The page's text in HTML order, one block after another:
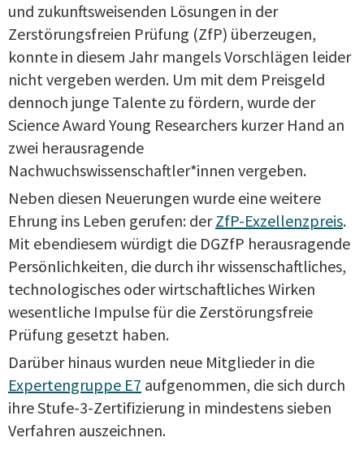
und zukunftsweisenden Lösungen in der
Zerstörungsfreien Prüfung (ZfP) überzeugen,
konnte in diesem Jahr mangels Vorschlägen leider
nicht vergeben werden. Um mit dem Preisgeld
dennoch junge Talente zu fördern, wurde der
Science Award Young Researchers kurzer Hand an
zwei herausragende
Nachwuchswissenschaftler*innen vergeben.
Neben diesen Neuerungen wurde eine weitere
Ehrung ins Leben gerufen: derZfP-Exzellenzpreis.
Mit ebendiesem würdigt die DGZfP herausragende
Persönlichkeiten, die durch ihr wissenschaftliches,
technologisches oder wirtschaftliches Wirken
wesentliche Impulse für die Zerstörungsfreie
Prüfung gesetzt haben.
Darüber hinaus wurden neue Mitglieder in die
Expertengruppe E7 aufgenommen, die sich durch
ihre Stufe-3-Zertifizierung in mindestens sieben
Verfahren auszeichnen.